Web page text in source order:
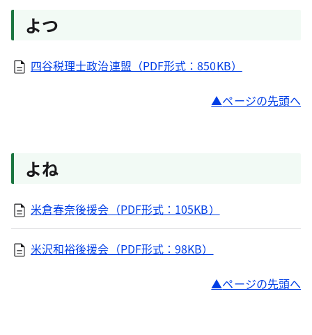
よつ
四谷税理士政治連盟（PDF形式：850KB）
ページの先頭へ
よね
米倉春奈後援会（PDF形式：105KB）
米沢和裕後援会（PDF形式：98KB）
ページの先頭へ